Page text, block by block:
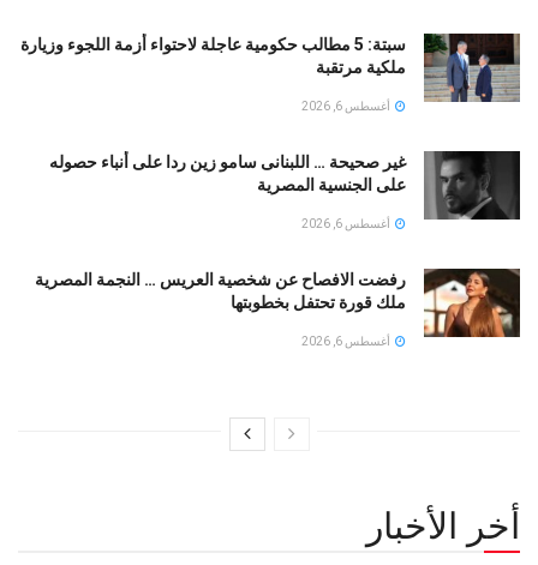
سبتة: 5 مطالب حكومية عاجلة لاحتواء أزمة اللجوء وزيارة
ملكية مرتقبة
أغسطس 6, 2026
غير صحيحة … اللبنانى سامو زين ردا على أنباء حصوله
على الجنسية المصرية
أغسطس 6, 2026
رفضت الافصاح عن شخصية العريس … النجمة المصرية
ملك قورة تحتفل بخطوبتها
أغسطس 6, 2026
أخر الأخبار